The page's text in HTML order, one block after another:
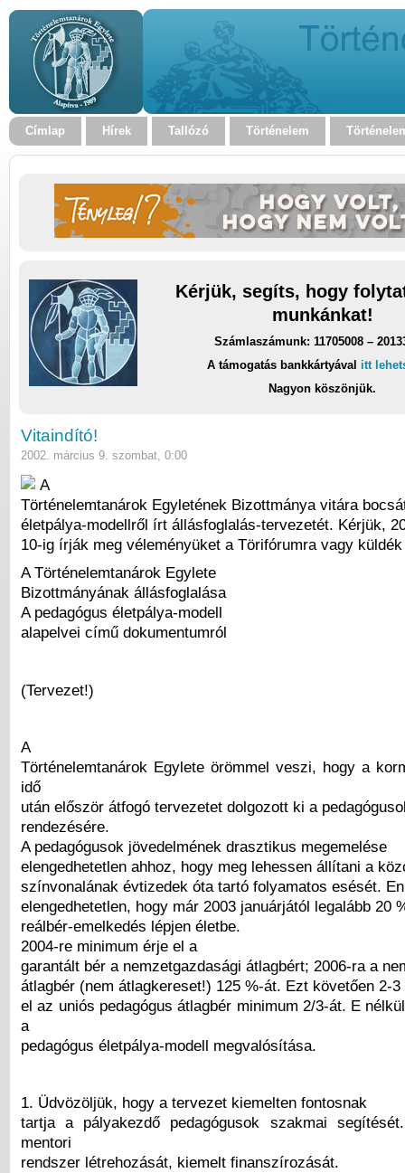
Címlap Hírek Tallózó Történelem
Kérjük, segíts, hogy
munkánkat!
Számlaszámunk: 11705008 –
A támogatás bankkártyával itt
Nagyon köszönjük.
Vitaindító!
2002. március 9. szombat, 0:00
A
Történelemtanárok Egyletének Bizottmánya vitára
életpálya-modellről írt állásfoglalás-tervezetét. Kérjük,
10-ig írják meg véleményüket a Törifórumra vagy
A Történelemtanárok Egylete
Bizottmányának állásfoglalása
A pedagógus életpálya-modell
alapelvei című dokumentumról
(Tervezet!)
A
Történelemtanárok Egylete örömmel veszi, hogy a
idő
után először átfogó tervezetet dolgozott ki a
rendezésére.
A pedagógusok jövedelmének drasztikus megemelése
elengedhetetlen ahhoz, hogy meg lehessen állítani a
színvonalának évtizedek óta tartó folyamatos esését.
elengedhetetlen, hogy már 2003 januárjától legalább 20
reálbér-emelkedés lépjen életbe.
2004-re minimum érje el a
garantált bér a nemzetgazdasági átlagbért; 2006-ra a
átlagbér (nem átlagkereset!) 125 %-át. Ezt követően 2-
el az uniós pedagógus átlagbér minimum 2/3-át. E
a
pedagógus életpálya-modell megvalósítása.
1. Üdvözöljük, hogy a tervezet kiemelten fontosnak
tartja a pályakezdő pedagógusok szakmai
mentori
rendszer létrehozását, kiemelt finanszírozását.